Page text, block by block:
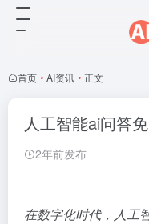
首页 • AI资讯 • 正文
人工智能ai问答
2年前发布
在数字化时代，人工